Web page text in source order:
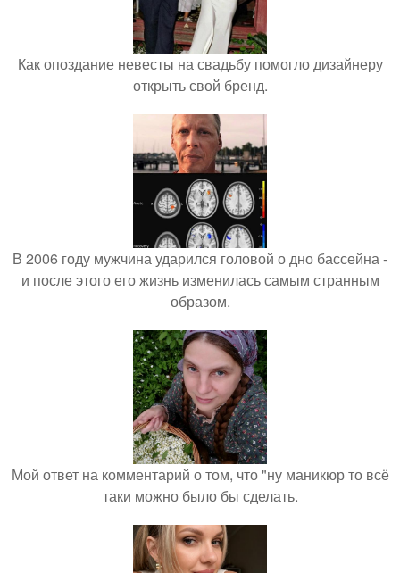
Как опоздание невесты на свадьбу помогло дизайнеру
открыть свой бренд.
В 2006 году мужчина ударился головой о дно бассейна -
и после этого его жизнь изменилась самым странным
образом.
Мой ответ на комментарий о том, что "ну маникюр то всё
таки можно было бы сделать.